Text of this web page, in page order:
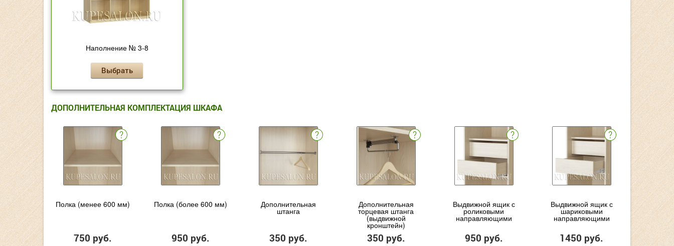
Наполнение № 3-8
Выбрать
ДОПОЛНИТЕЛЬНАЯ КОМПЛЕКТАЦИЯ ШКАФА
Полка (менее 600 мм)
750 руб.
Полка (более 600 мм)
950 руб.
Дополнительная
штанга
350 руб.
Дополнительная
торцевая штанга
(выдвижной
кронштейн)
350 руб.
Выдвижной ящик с
роликовыми
направляющими
950 руб.
Выдвижной ящик с
шариковыми
направляющими
1450 руб.